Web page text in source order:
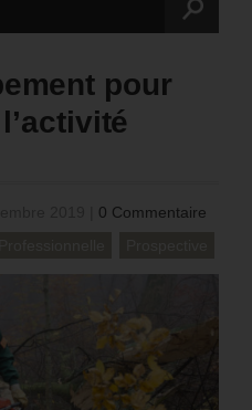
pour
0 Commentaire